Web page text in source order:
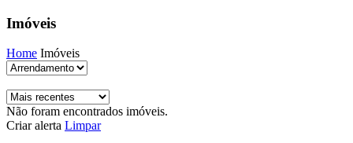
Imóveis
Home Imóveis
Não foram encontrados imóveis.
Criar alerta Limpar